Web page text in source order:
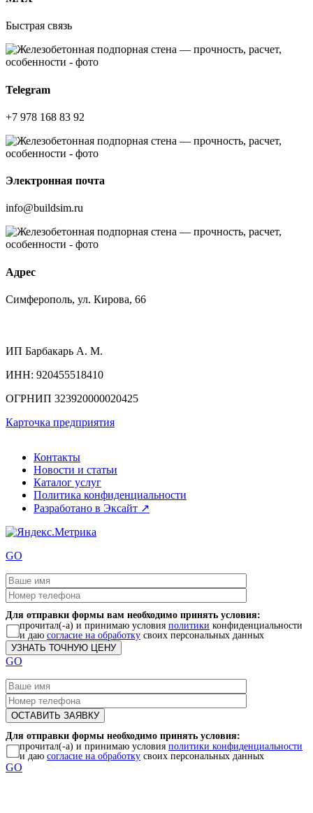
Быстрая связь
Telegram
+7 978 168 83 92
Электронная почта
info@buildsim.ru
Адрес
Симферополь, ул. Кирова, 66
ИП Барбакарь А. М.
ИНН: 920455518410
ОГРНИП 323920000020425
Карточка предприятия
Контакты
Новости и статьи
Каталог услуг
Политика конфиденциальности
Разработано в Эксайт ↗
GO
Для отправки формы вам необходимо принять условия:
прочитал(-а) и принимаю условия политики конфиденциальности
и даю согласие на обработку своих персональных данных
GO
Для отправки формы необходимо принять условия:
прочитал(-а) и принимаю условия политики конфиденциальности
и даю согласие на обработку своих персональных данных
GO